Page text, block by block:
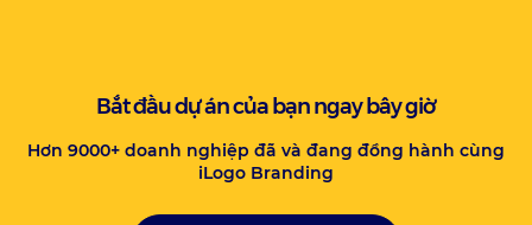
Bắt đầu dự án của bạn ngay bây giờ
Hơn 9000+ doanh nghiệp đã và đang đồng hành cùng
iLogo Branding